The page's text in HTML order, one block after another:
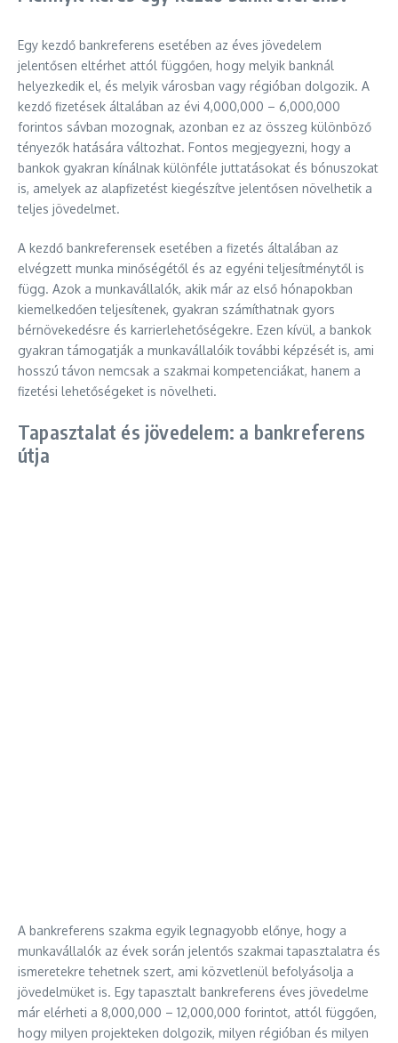
Egy kezdő bankreferens esetében az éves jövedelem
jelentősen eltérhet attól függően, hogy melyik banknál
helyezkedik el, és melyik városban vagy régióban dolgozik. A
kezdő fizetések általában az évi 4,000,000 – 6,000,000
forintos sávban mozognak, azonban ez az összeg különböző
tényezők hatására változhat. Fontos megjegyezni, hogy a
bankok gyakran kínálnak különféle juttatásokat és bónuszokat
is, amelyek az alapfizetést kiegészítve jelentősen növelhetik a
teljes jövedelmet.
A kezdő bankreferensek esetében a fizetés általában az
elvégzett munka minőségétől és az egyéni teljesítménytől is
függ. Azok a munkavállalók, akik már az első hónapokban
kiemelkedően teljesítenek, gyakran számíthatnak gyors
bérnövekedésre és karrierlehetőségekre. Ezen kívül, a bankok
gyakran támogatják a munkavállalóik további képzését is, ami
hosszú távon nemcsak a szakmai kompetenciákat, hanem a
fizetési lehetőségeket is növelheti.
Tapasztalat és jövedelem: a bankreferens
útja
A bankreferens szakma egyik legnagyobb előnye, hogy a
munkavállalók az évek során jelentős szakmai tapasztalatra és
ismeretekre tehetnek szert, ami közvetlenül befolyásolja a
jövedelmüket is. Egy tapasztalt bankreferens éves jövedelme
már elérheti a 8,000,000 – 12,000,000 forintot, attól függően,
hogy milyen projekteken dolgozik, milyen régióban és milyen